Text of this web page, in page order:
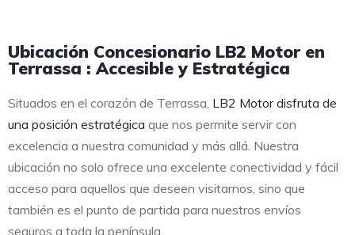
Ubicación Concesionario LB2 Motor en
Terrassa : Accesible y Estratégica
Situados en el corazón de Terrassa, LB2 Motor disfruta de
una posición estratégica que nos permite servir con
excelencia a nuestra comunidad y más allá. Nuestra
ubicación no solo ofrece una excelente conectividad y fácil
acceso para aquellos que deseen visitarnos, sino que
también es el punto de partida para nuestros envíos
seguros a toda la península.